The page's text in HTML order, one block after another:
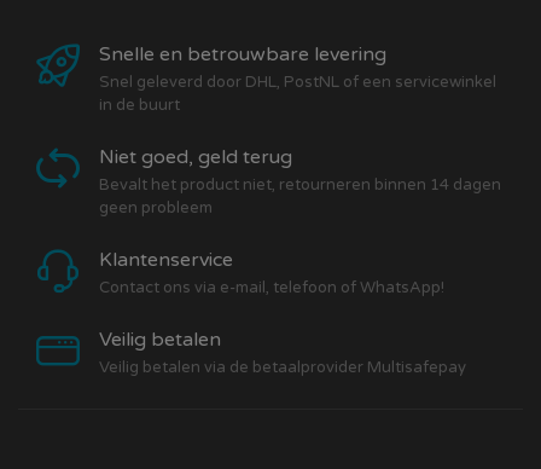
Snelle en betrouwbare levering
Snel geleverd door DHL, PostNL of een servicewinkel
in de buurt
Niet goed, geld terug
Bevalt het product niet, retourneren binnen 14 dagen
geen probleem
Klantenservice
Contact ons via e-mail, telefoon of WhatsApp!
Veilig betalen
Veilig betalen via de betaalprovider Multisafepay